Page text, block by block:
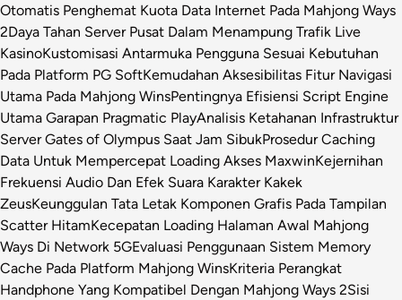
Otomatis Penghemat Kuota Data Internet Pada Mahjong Ways
2Daya Tahan Server Pusat Dalam Menampung Trafik Live
KasinoKustomisasi Antarmuka Pengguna Sesuai Kebutuhan
Pada Platform PG SoftKemudahan Aksesibilitas Fitur Navigasi
Utama Pada Mahjong WinsPentingnya Efisiensi Script Engine
Utama Garapan Pragmatic PlayAnalisis Ketahanan Infrastruktur
Server Gates of Olympus Saat Jam SibukProsedur Caching
Data Untuk Mempercepat Loading Akses MaxwinKejernihan
Frekuensi Audio Dan Efek Suara Karakter Kakek
ZeusKeunggulan Tata Letak Komponen Grafis Pada Tampilan
Scatter HitamKecepatan Loading Halaman Awal Mahjong
Ways Di Network 5GEvaluasi Penggunaan Sistem Memory
Cache Pada Platform Mahjong WinsKriteria Perangkat
Handphone Yang Kompatibel Dengan Mahjong Ways 2Sisi